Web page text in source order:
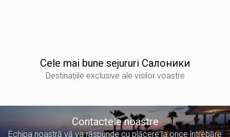
Сele mai bune sejururi Салоники
Destinațiile exclusive ale visilor voastre
Contactele noastre
Echipa noastră vă va răspunde cu plăcere la orice întrebăre